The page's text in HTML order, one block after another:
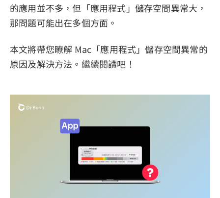
的應用並不多，但「應用程式」儲存空間異常大，
那問題可能出在多個方面。
本文將帶您瞭解 Mac「應用程式」儲存空間異常的
原因及解決方法。繼續閱讀吧！